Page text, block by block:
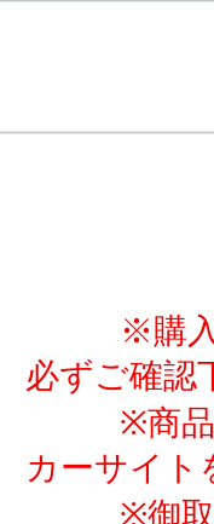
※購
必ずご確認
※商
カーサイト
※御